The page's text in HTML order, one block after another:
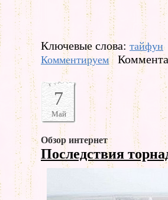
Ключевые слова: тайфун
Комментируем
7
Май
Обзор интернет
Последствия